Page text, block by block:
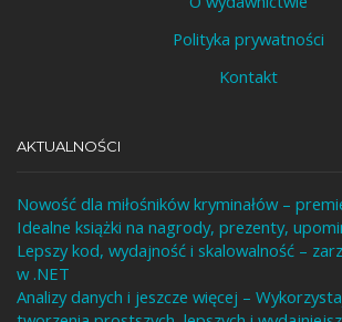
Polityka prywatności
Kontakt
AKTUALNOŚCI
Nowość dla miłośników kryminałów –
Idealne książki na nagrody, prezenty,
Lepszy kod, wydajność i skalowalność –
w .NET
Analizy danych i jeszcze więcej –